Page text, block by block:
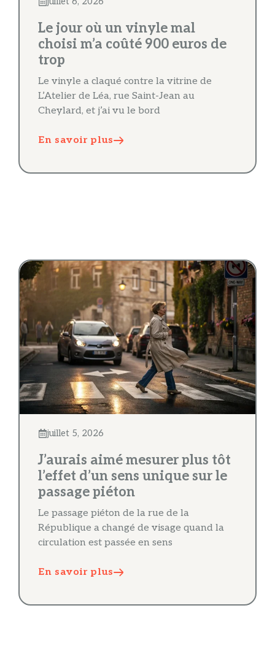
Le jour où un vinyle mal
choisi m’a coûté 900 euros de
trop
Le vinyle a claqué contre la vitrine de
L’Atelier de Léa, rue Saint-Jean au
Cheylard, et j’ai vu le bord
En savoir plus
juillet 5, 2026
J’aurais aimé mesurer plus tôt
l’effet d’un sens unique sur le
passage piéton
Le passage piéton de la rue de la
République a changé de visage quand la
circulation est passée en sens
En savoir plus